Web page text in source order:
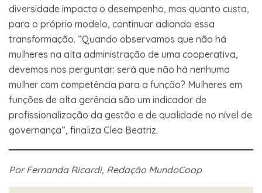
diversidade impacta o desempenho, mas quanto custa,
para o próprio modelo, continuar adiando essa
transformação. “Quando observamos que não há
mulheres na alta administração de uma cooperativa,
devemos nos perguntar: será que não há nenhuma
mulher com competência para a função? Mulheres em
funções de alta gerência são um indicador de
profissionalização da gestão e de qualidade no nível de
governança”, finaliza Clea Beatriz.
Por Fernanda Ricardi, Redação MundoCoop